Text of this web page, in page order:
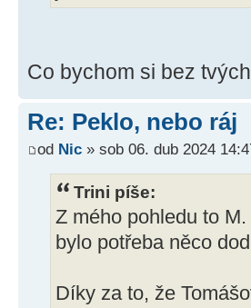
Co bychom si bez
Re: Peklo, nebo ráj
od Nic » sob 06. dub 2024
Trini píše:
Z mého pohledu to
bylo potřeba něco
Díky za to, že